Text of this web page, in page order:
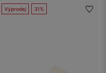
Výprodej 31%